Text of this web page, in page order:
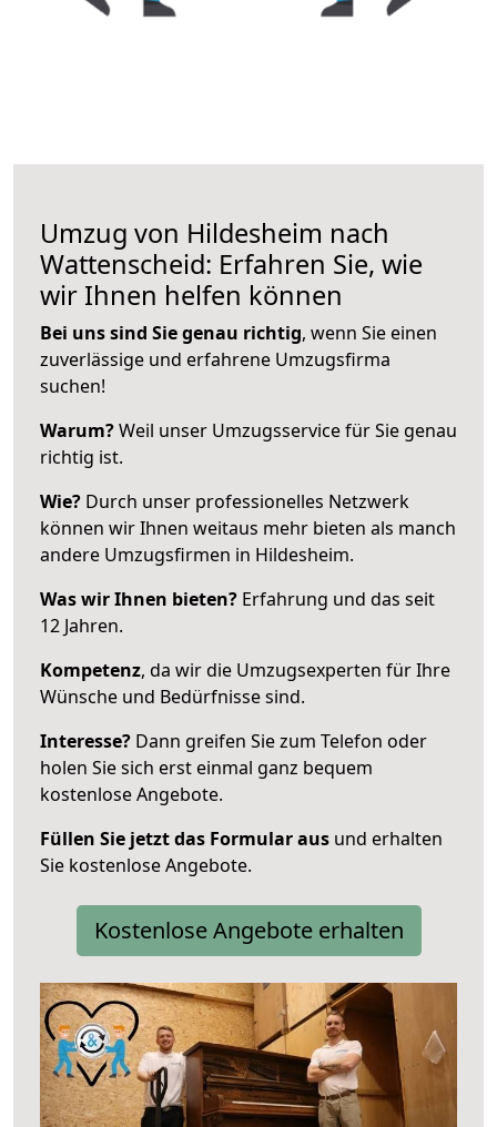
Umzug von Hildesheim nach
Wattenscheid: Erfahren Sie, wie
wir Ihnen helfen können
Bei uns sind Sie genau richtig, wenn Sie einen
zuverlässige und erfahrene Umzugsfirma
suchen!
Warum?Weil unser Umzugsservice für Sie genau
richtig ist.
Wie? Durch unser professionelles Netzwerk
können wir Ihnen weitaus mehr bieten als manch
andere Umzugsfirmen in Hildesheim.
Was wir Ihnen bieten? Erfahrung und das seit
12 Jahren.
Kompetenz, da wir die Umzugsexperten für Ihre
Wünsche und Bedürfnisse sind.
Interesse? Dann greifen Sie zum Telefon oder
holen Sie sich erst einmal ganz bequem
kostenlose Angebote.
Füllen Sie jetzt das Formular aus und erhalten
Sie kostenlose Angebote.
Kostenlose Angebote erhalten